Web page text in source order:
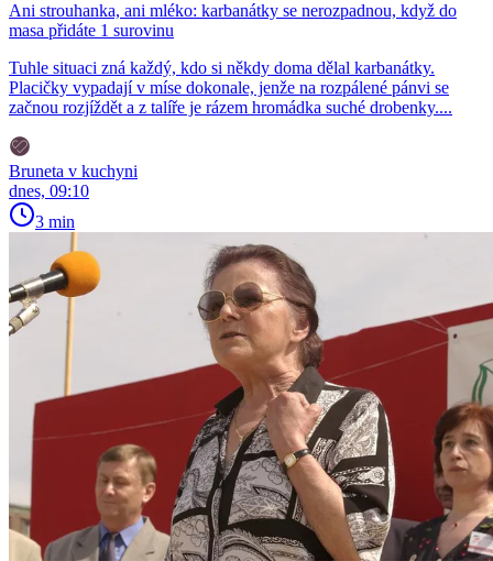
Ani strouhanka, ani mléko: karbanátky se nerozpadnou, když do
masa přidáte 1 surovinu
Tuhle situaci zná každý, kdo si někdy doma dělal karbanátky.
Placičky vypadají v míse dokonale, jenže na rozpálené pánvi se
začnou rozjíždět a z talíře je rázem hromádka suché drobenky....
Bruneta v kuchyni
dnes, 09:10
3 min